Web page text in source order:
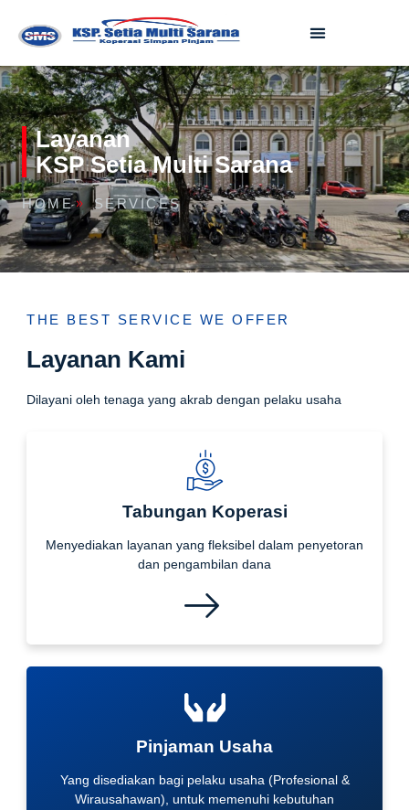
Layanan
KSP Setia Multi Sarana
HOME SERVICES
THE BEST SERVICE WE OFFER
Layanan Kami
Dilayani oleh tenaga yang akrab dengan pelaku usaha
Tabungan Koperasi
Menyediakan layanan yang fleksibel dalam penyetoran
dan pengambilan dana
Pinjaman Usaha
Yang disediakan bagi pelaku usaha (Profesional &
Wirausahawan), untuk memenuhi kebutuhan